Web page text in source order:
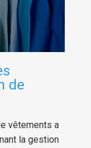
de
vêtements a
la gestion